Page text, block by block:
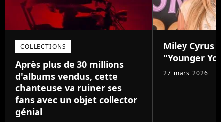
COLLECTIONS
Après plus de 30 millions
d'albums vendus, cette
chanteuse va ruiner ses
fans avec un objet collector
génial
Miley Cyrus
"Younger
27 mars 2026